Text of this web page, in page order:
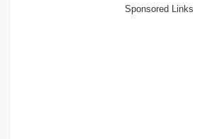
Sponsored Links